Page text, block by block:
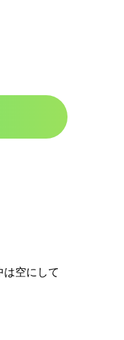
空にして